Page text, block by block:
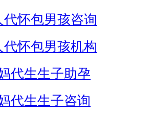
代怀包男孩咨询
代怀包男孩机构
代生生子助孕
代生生子咨询